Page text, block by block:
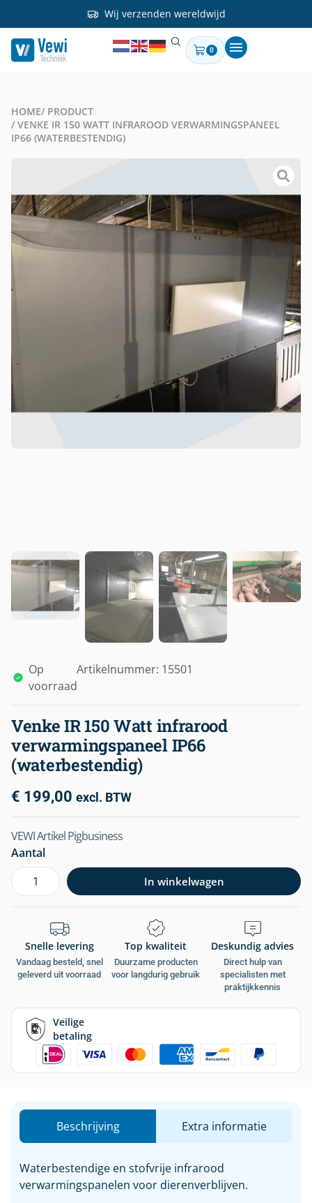
Wij verzenden wereldwijd
0
HOME/ PRODUCT
/ VENKE IR 150 WATT INFRAROOD VERWARMINGSPANEEL
IP66 (WATERBESTENDIG)
Op
voorraad
Artikelnummer: 15501
Venke IR 150 Watt infrarood
verwarmingspaneel IP66
(waterbestendig)
€ 199,00 excl. BTW
VEWI Artikel Pigbusiness
Aantal
In winkelwagen
Snelle levering
Vandaag besteld, snel
geleverd uit voorraad
Top kwaliteit
Duurzame producten
voor langdurig gebruik
Deskundig advies
Direct hulp van
specialisten met
praktijkkennis
Veilige
betaling
Beschrijving Extra informatie
Waterbestendige en stofvrije infrarood
verwarmingspanelen voor dierenverblijven.